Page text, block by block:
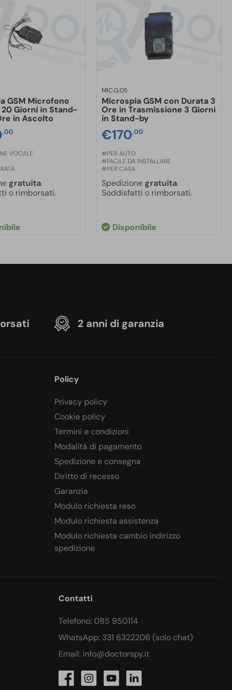
GSM Microfono
Giorni in Stand-
in Ascolto
,00
VOCALE
gratuita.
o rimborsati.
MIC.G.05
Microspia GSM con Durata 3
Ore in Trasmissione 3 Giorni
in Stand-by
€170,00
#PER AUTO
#FACILE DA INSTALLARE
#PER CASA
Spedizione gratuita.
Soddisfatti o rimborsati.
Disponibile
2 anni di garanzia
Policy
Privacy policy
Cookie policy
Termini e condizioni
Modalità di pagamento
Spedizione e consegna
Diritto di recesso
Garanzia
Modulo richiesta reso
Modulo richiesta assistenza
Modulo richiesta cambio indirizzo
spedizione
Contatti
Telefono: 085 950114
WhatsApp: 331 6322206 (solo chat)
Email: info@doctorspy.it